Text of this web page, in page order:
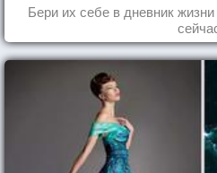
Бери их себе в дневник